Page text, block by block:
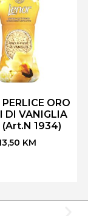
ORO
DI VANIGLIA
(Art.N 1934)
KM